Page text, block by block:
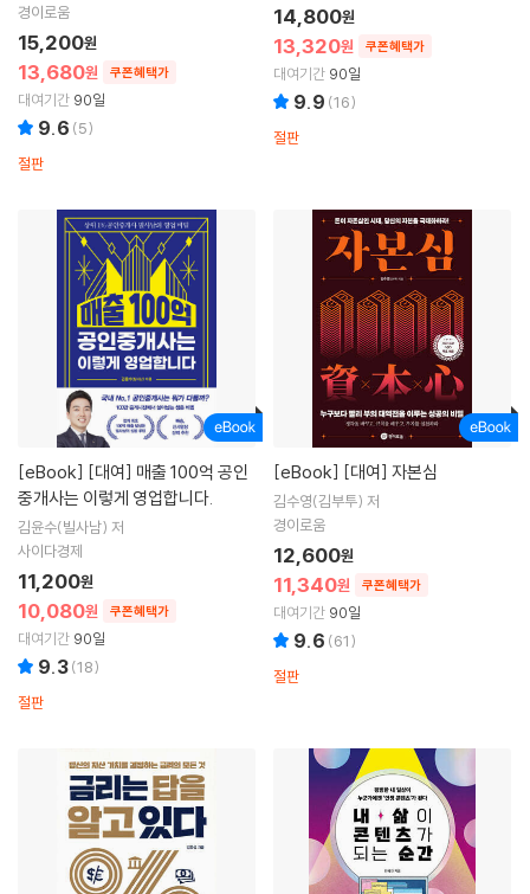
경이로움
13,680원 쿠폰혜택가
15,200원
대여기간 90일
9.6 (5)
절판
13,320원 쿠폰혜택가
14,800원
대여기간 90일
9.9 (16)
절판
[eBook]
중개사는 이렇게 영업합니다.
김윤수(빌사남) 저
사이다경제
10,080원 쿠폰혜택가
11,200원
대여기간 90일
9.3(18)
절판
[eBook] [대여] 자본심
김수영(김부투) 저
경이로움
11,340원 쿠폰혜택가
12,600원
대여기간 90일
9.6 (61)
절판